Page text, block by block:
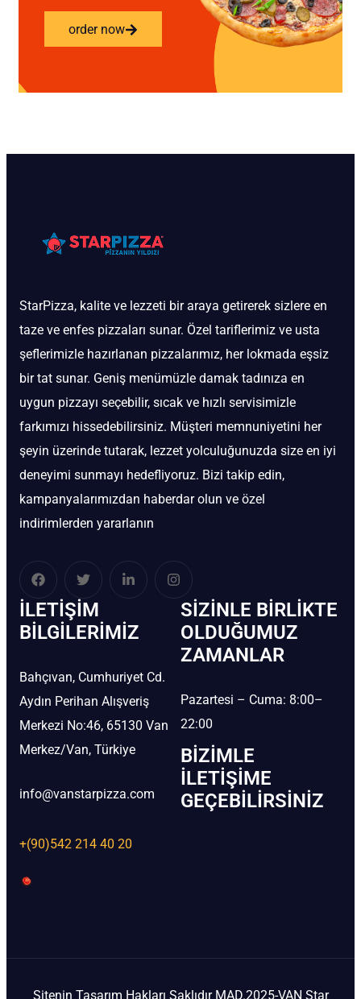
order now
StarPizza, kalite ve lezzeti bir araya getirerek sizlere en
taze ve enfes pizzaları sunar. Özel tariflerimiz ve usta
şeflerimizle hazırlanan pizzalarımız, her lokmada eşsiz
bir tat sunar. Geniş menümüzle damak tadınıza en
uygun pizzayı seçebilir, sıcak ve hızlı servisimizle
farkımızı hissedebilirsiniz. Müşteri memnuniyetini her
şeyin üzerinde tutarak, lezzet yolculuğunuzda size en iyi
deneyimi sunmayı hedefliyoruz. Bizi takip edin,
kampanyalarımızdan haberdar olun ve özel
indirimlerden yararlanın
İLETIŞIM
BİLGILERIMIZ
Bahçıvan, Cumhuriyet Cd.
Aydın Perihan Alışveriş
Merkezi No:46, 65130 Van
Merkez/Van, Türkiye
info@vanstarpizza.com
+(90)542 214 40 20
SIZINLE BIRLIKTE
OLDUĞUMUZ
ZAMANLAR
Pazartesi – Cuma: 8:00–
22:00
BIZIMLE
İLETIŞIME
GEÇEBILIRSINIZ
Sitenin Tasarım Hakları Saklıdır MAD.2025-VAN Star